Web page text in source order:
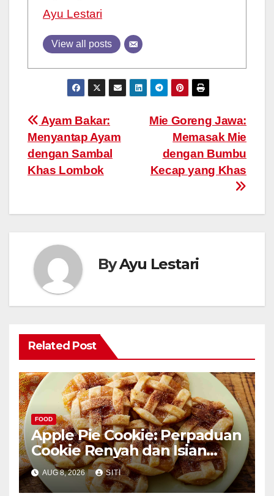
Ayu Lestari
View all posts
Post
navigation
Mie Goreng Jawa:
Memasak Mie
dengan Bumbu
Kecap yang Khas
Ayam Bakar:
Menyantap Ayam
dengan Sambal
Khas Lombok
ByAyu Lestari
Related Post
FOOD
Apple Pie Cookie: Perpaduan
Cookie Renyah dan Isian
Apel
AUG 8, 2026 SITI